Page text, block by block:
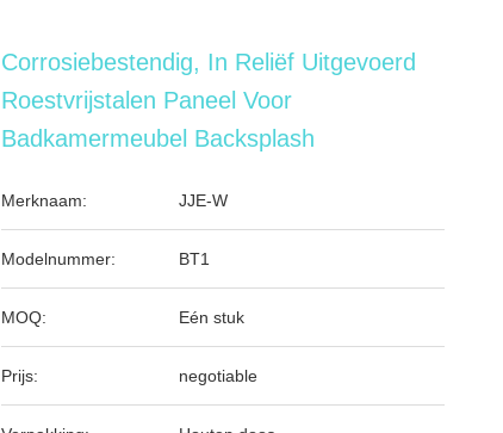
Corrosiebestendig, In Reliëf Uitgevoerd
Roestvrijstalen Paneel Voor
Badkamermeubel Backsplash
Merknaam: JJE-W
Modelnummer: BT1
MOQ: Eén stuk
Prijs: negotiable